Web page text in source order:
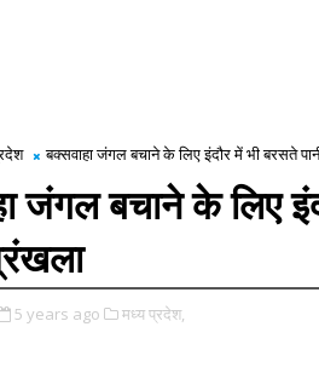
बक्सवाहा जंगल बचाने के लिए इंदौर में भी बरसते
जंगल बचाने के लिए
5 years ago मध्य प्रदेश,